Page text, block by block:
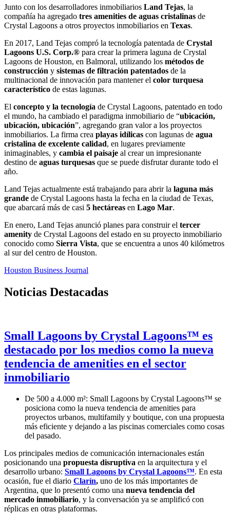
Junto con los desarrolladores inmobiliarios Land Tejas, la
compañía ha agregado tres amenities de aguas cristalinas de
Crystal Lagoons a otros proyectos inmobiliarios en Texas.
En 2017, Land Tejas compró la tecnología patentada de Crystal
Lagoons U.S. Corp.® para crear la primera laguna de Crystal
Lagoons de Houston, en Balmoral, utilizando los métodos de
construcción y sistemas de filtración patentados de la
multinacional de innovación para mantener el color turquesa
característico de estas lagunas.
El concepto y la tecnología de Crystal Lagoons, patentado en todo
el mundo, ha cambiado el paradigma inmobiliario de “ubicación,
ubicación, ubicación”, agregando gran valor a los proyectos
inmobiliarios. La firma crea playas idílicas con lagunas de agua
cristalina de excelente calidad, en lugares previamente
inimaginables, y cambia el paisaje al crear un impresionante
destino de aguas turquesas que se puede disfrutar durante todo el
año.
Land Tejas actualmente está trabajando para abrir la laguna más
grande de Crystal Lagoons hasta la fecha en la ciudad de Texas,
que abarcará más de casi 5 hectáreas en Lago Mar.
En enero, Land Tejas anunció planes para construir el tercer
amenity de Crystal Lagoons del estado en su proyecto inmobiliario
conocido como Sierra Vista, que se encuentra a unos 40 kilómetros
al sur del centro de Houston.
Houston Business Journal
Noticias Destacadas
Small Lagoons by Crystal Lagoons™ es
destacado por los medios como la nueva
tendencia de amenities en el sector
inmobiliario
De 500 a 4.000 m²: Small Lagoons by Crystal Lagoons™ se
posiciona como la nueva tendencia de amenities para
proyectos urbanos, multifamily y boutique, con una propuesta
más eficiente y dejando a las piscinas comerciales como cosas
del pasado.
Los principales medios de comunicación internacionales están
posicionando una propuesta disruptiva en la arquitectura y el
desarrollo urbano: Small Lagoons by Crystal Lagoons™. En esta
ocasión, fue el diario Clarín, uno de los más importantes de
Argentina, que lo presentó como una nueva tendencia del
mercado inmobiliario, y la conversación ya se amplificó con
réplicas en otras plataformas.